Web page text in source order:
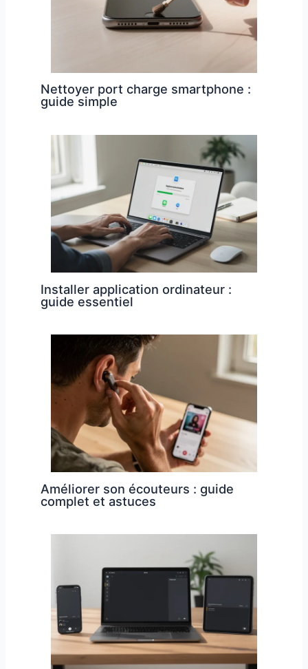
Nettoyer port charge smartphone :
guide simple
Installer application ordinateur :
guide essentiel
Améliorer son écouteurs : guide
complet et astuces